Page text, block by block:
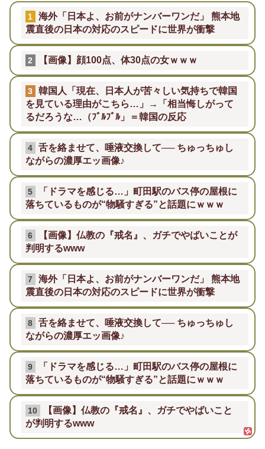
1
海外「日本よ、お前がナンバーワンだ」 熊本地
震直後の日本の対応のスピードに世界が衝撃
2 【画像】顔100点、体30点の女ｗｗｗ
3
韓国人「現在、日本人が苦々しい気持ちで韓国
を見ている理由がこちら…」→「相当悔しがって
るだろうな…（ﾌﾞﾙﾌﾞﾙ」＝韓国の反応
4
舌を絡ませて、唾液交換して── ちゅっちゅし
ながらの濃厚エッ画像♪
5
「ドラマを感じる…」町田駅のバス停の屋根に
落ちているものが“物騒すぎる”と話題にｗｗｗ
6
【画像】仏教の『戒名』、ガチでやばいことが
判明するwww
7
海外「日本よ、お前がナンバーワンだ」 熊本地
震直後の日本の対応のスピードに世界が衝撃
8
舌を絡ませて、唾液交換して── ちゅっちゅし
ながらの濃厚エッ画像♪
9
「ドラマを感じる…」町田駅のバス停の屋根に
落ちているものが“物騒すぎる”と話題にｗｗｗ
10
【画像】仏教の『戒名』、ガチでやばいこと
が判明するwww